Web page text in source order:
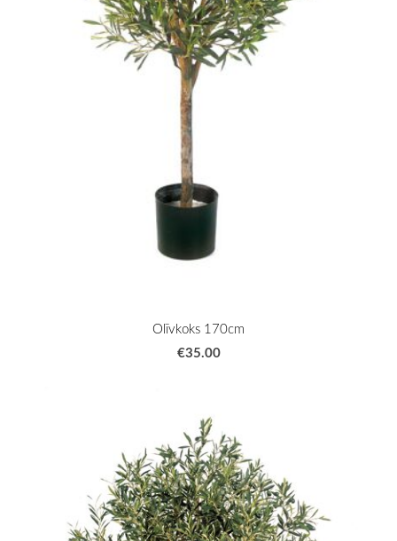
Olīvkoks 170cm
€35.00